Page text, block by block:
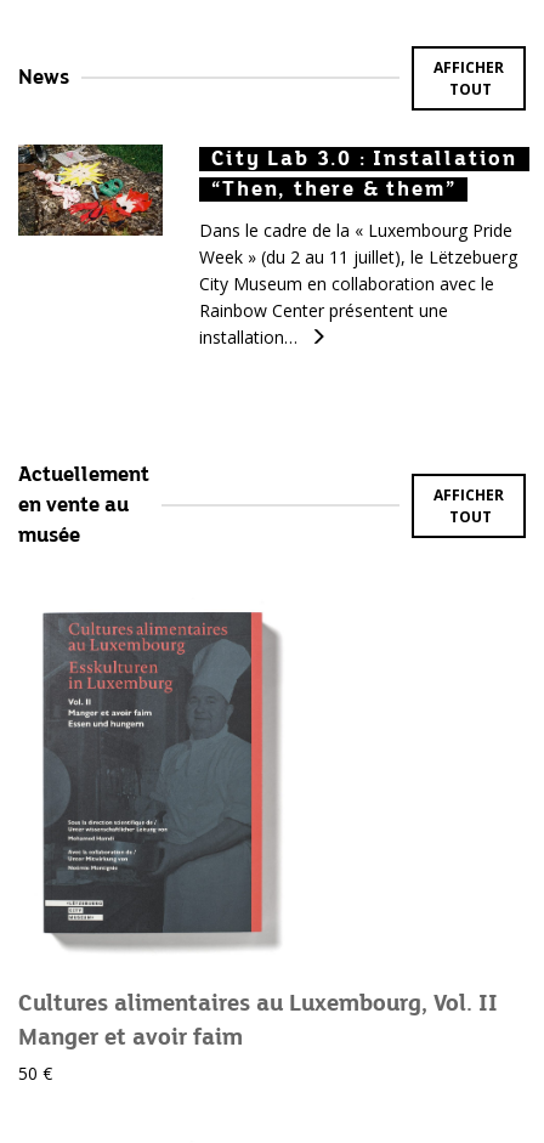
News
AFFICHER
TOUT
City Lab 3.0 : Installation
“Then, there & them”
City Lab 3.0 : Installation
“Then, there & them”
City Lab 3.0 : Installation
“Then, there & them”
Dans le cadre de la « Luxembourg Pride
Week » (du 2 au 11 juillet), le Lëtzebuerg
City Museum en collaboration avec le
Rainbow Center présentent une
installation…
Actuellement
en vente au
musée
AFFICHER
TOUT
Cultures alimentaires au Luxembourg, Vol. II
Manger et avoir faim
50 €